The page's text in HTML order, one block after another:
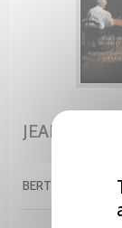
JEAN
BERTHOUD-